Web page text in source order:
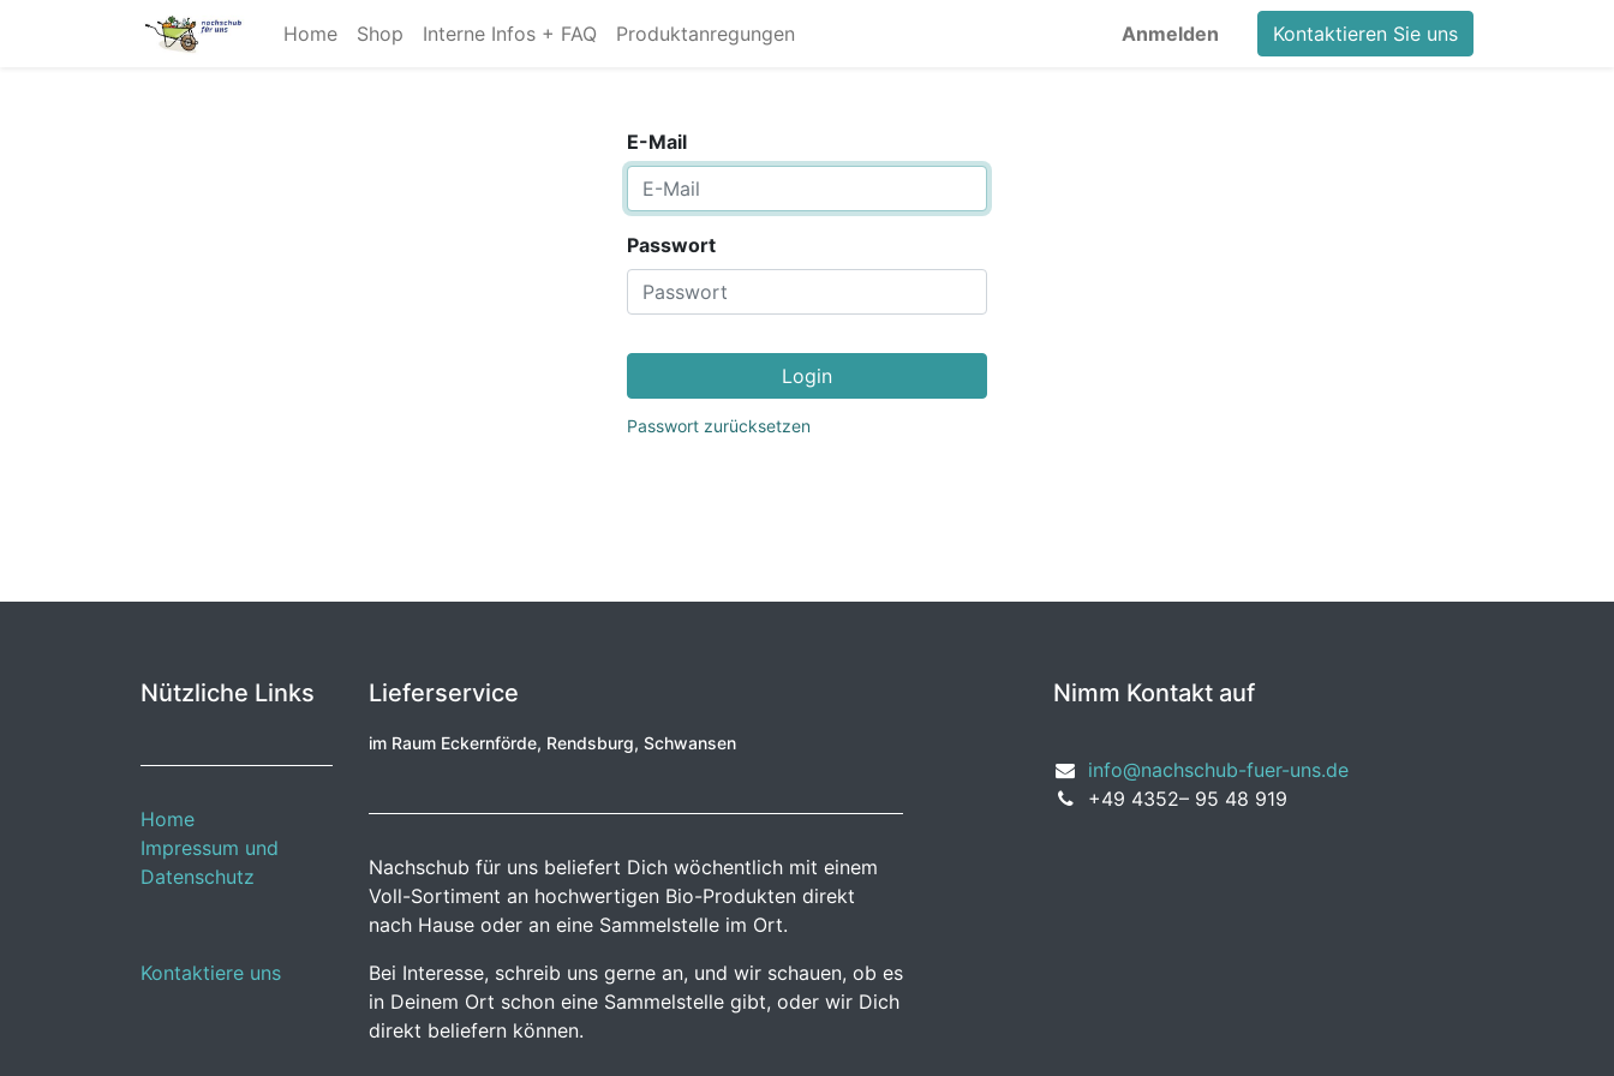
Home Shop Interne Infos + FAQ Produktanregungen Anmelden Kontaktieren Sie uns
E-Mail
Passwort
Login
Passwort zurücksetzen
Nützliche Links
Home
Impressum und
Datenschutz
Kontaktiere uns
Lieferservice
im Raum Eckernförde, Rendsburg, Schwansen
Nachschub für uns beliefert Dich wöchentlich mit einem
Voll-Sortiment an hochwertigen Bio-Produkten direkt
nach Hause oder an eine Sammelstelle im Ort.
Bei Interesse, schreib uns gerne an, und wir schauen, ob es
in Deinem Ort schon eine Sammelstelle gibt, oder wir Dich
direkt beliefern können.
Nimm Kontakt auf
info@nachschub-fuer-uns.de
+49 4352– 95 48 919